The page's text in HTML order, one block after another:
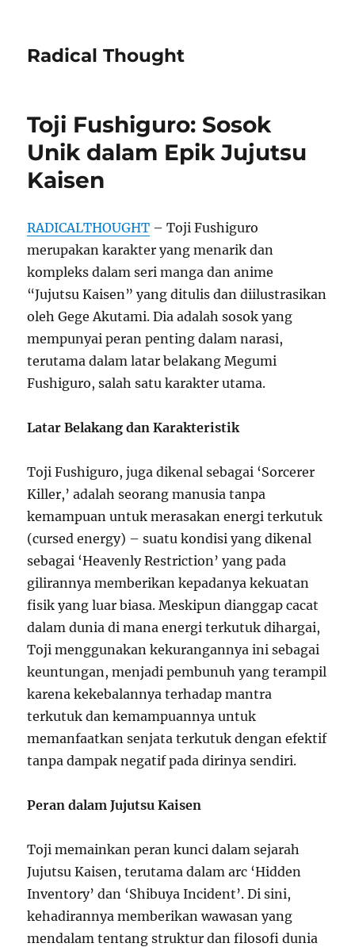
Radical Thought
Toji Fushiguro: Sosok
Unik dalam Epik Jujutsu
Kaisen
RADICALTHOUGHT – Toji Fushiguro
merupakan karakter yang menarik dan
kompleks dalam seri manga dan anime
“Jujutsu Kaisen” yang ditulis dan diilustrasikan
oleh Gege Akutami. Dia adalah sosok yang
mempunyai peran penting dalam narasi,
terutama dalam latar belakang Megumi
Fushiguro, salah satu karakter utama.
Latar Belakang dan Karakteristik
Toji Fushiguro, juga dikenal sebagai ‘Sorcerer
Killer,’ adalah seorang manusia tanpa
kemampuan untuk merasakan energi terkutuk
(cursed energy) – suatu kondisi yang dikenal
sebagai ‘Heavenly Restriction’ yang pada
gilirannya memberikan kepadanya kekuatan
fisik yang luar biasa. Meskipun dianggap cacat
dalam dunia di mana energi terkutuk dihargai,
Toji menggunakan kekurangannya ini sebagai
keuntungan, menjadi pembunuh yang terampil
karena kekebalannya terhadap mantra
terkutuk dan kemampuannya untuk
memanfaatkan senjata terkutuk dengan efektif
tanpa dampak negatif pada dirinya sendiri.
Peran dalam Jujutsu Kaisen
Toji memainkan peran kunci dalam sejarah
Jujutsu Kaisen, terutama dalam arc ‘Hidden
Inventory’ dan ‘Shibuya Incident’. Di sini,
kehadirannya memberikan wawasan yang
mendalam tentang struktur dan filosofi dunia